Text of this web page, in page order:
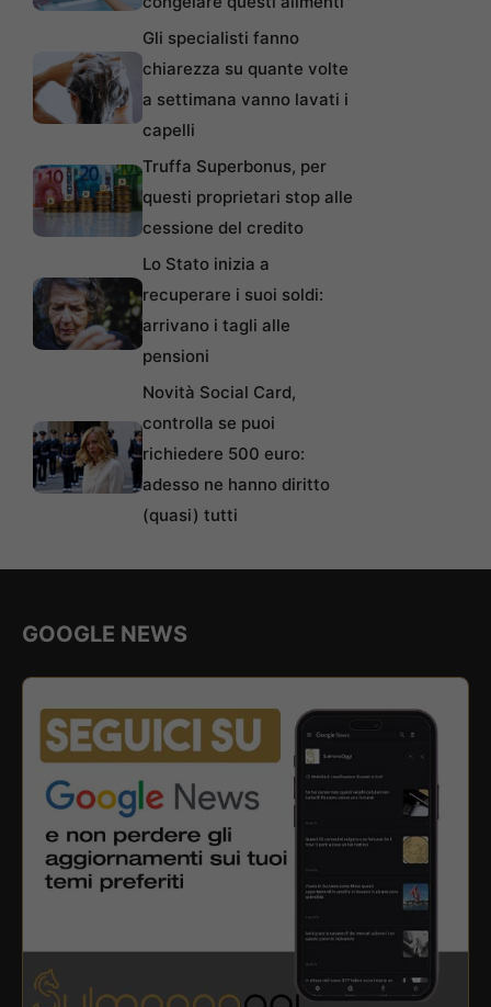
Gli specialisti fanno
chiarezza su quante volte
a settimana vanno lavati i
capelli
Truffa Superbonus, per
questi proprietari stop alle
cessione del credito
Lo Stato inizia a
recuperare i suoi soldi:
arrivano i tagli alle
pensioni
Novità Social Card,
controlla se puoi
richiedere 500 euro:
adesso ne hanno diritto
(quasi) tutti
GOOGLE NEWS